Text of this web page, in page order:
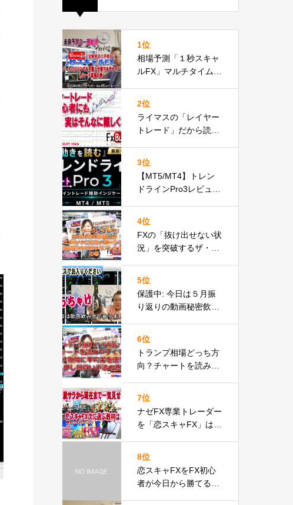
1位
相場予測「１秒スキャ
ルFX」マルチタイムフ
ujp仕様の件
2位
ライマスの「レイヤー
トレード」だから読め
3位
【MT5/MT4】トレン
ドラインPro3レビュー
遂に正式リリースbuch
ujp速報
4位
FXの「抜け出せない状
況」を突破するザ・シ
5位
保護中: 今日は５月振
り返りの動画秘密飲み
6位
トランプ相場どっち方
向？チャートを読みや
巻
7位
ナゼFX専業トレーダー
を「恋スキャFX」は量
一気見せ！
8位
恋スキャFXをFX初心
者が今日から勝てるよ